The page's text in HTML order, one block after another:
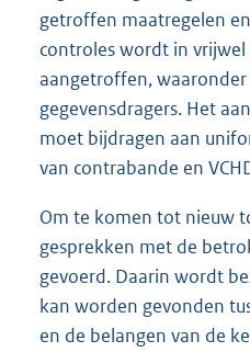
getroffen maatregelen
controles wordt in vrijwel
aangetroffen,
gegevensdragers. Het
moet bijdragen aan
van contrabande en
Om te komen tot nieuw
gesprekken met de
gevoerd. Daarin wordt
kan worden gevonden
en de belangen van de